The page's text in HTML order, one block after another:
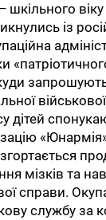
шкільного віку
із
дітей
мізків та
справи.
службу за